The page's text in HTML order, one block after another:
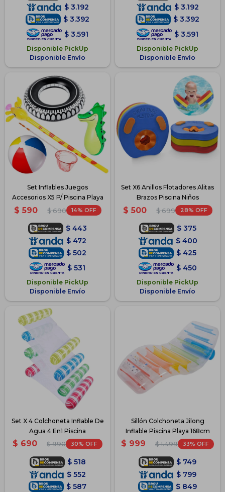
$ 3.192
$ 3.392
$ 3.591
Disponible PickUp
Disponible Envío
$ 3.192
$ 3.392
$ 3.591
Disponible PickUp
Disponible Envío
Set Inflables Juegos
Accesorios X5 P/ Piscina Playa
$ 590 $ 690 14
$ 443
$ 472
$ 502
$ 531
Disponible PickUp
Disponible Envío
Set X6 Anillos Flotadores Alitas
Brazos Piscina Niños
$ 500 $ 699 28
$ 375
$ 400
$ 425
$ 450
Disponible PickUp
Disponible Envío
Set X 4 Colchoneta Inflable De
Agua 4 En1 Piscina
$ 690 $ 990 30
$ 518
$ 552
$ 587
Sillón Colchoneta Jilong
Inflable Piscina Playa 168cm
$ 999 $ 1.499 33
$ 749
$ 799
$ 849